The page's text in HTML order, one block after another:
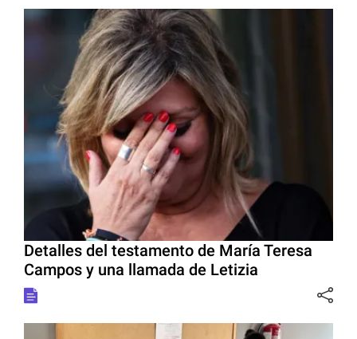
Detalles del testamento de María Teresa
Campos y una llamada de Letizia